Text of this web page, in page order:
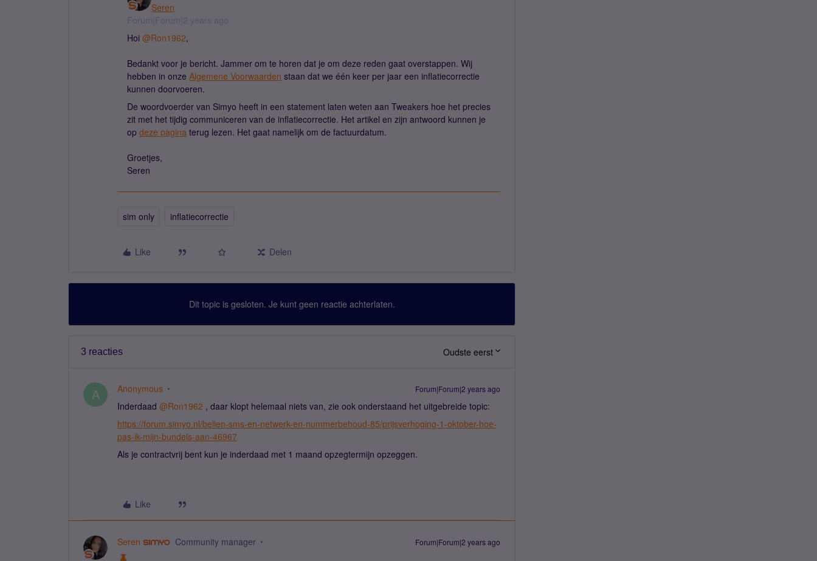
Seren
Forum|Forum|2 years ago
Hoi @Ron1962,
Bedankt voor je bericht. Jammer om te horen dat je om deze reden gaat overstappen. Wij
hebben in onze Algemene Voorwaarden staan dat we één keer per jaar een inflatiecorrectie
kunnen doorvoeren.
De woordvoerder van Simyo heeft in een statement laten weten aan Tweakers hoe het precies
zit met het tijdig communiceren van de inflatiecorrectie. Het artikel en zijn antwoord kunnen je
op deze pagina terug lezen. Het gaat namelijk om de factuurdatum.
Groetjes,
Seren
sim only inflatiecorrectie
Like Delen
Dit topic is gesloten. Je kunt geen reactie achterlaten.
3 reacties Oudste eerst
A Anonymous Forum|Forum|2 years ago
Inderdaad @Ron1962 , daar klopt helemaal niets van, zie ook onderstaand het uitgebreide topic:
https://forum.simyo.nl/bellen-sms-en-netwerk-en-nummerbehoud-85/prijsverhoging-1-oktober-hoe-
pas-ik-mijn-bundels-aan-46967
Als je contractvrij bent kun je inderdaad met 1 maand opzegtermijn opzeggen.
Like
Seren Community manager Forum|Forum|2 years ago